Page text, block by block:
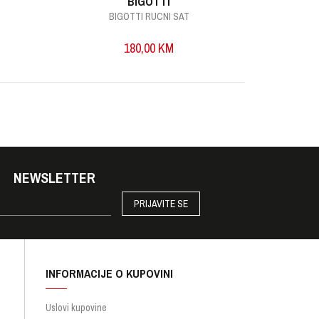
BIGOTTI RUCNI SAT
180,00 KM
NEWSLETTER
PRIJAVITE SE
INFORMACIJE O KUPOVINI
Uslovi kupovine